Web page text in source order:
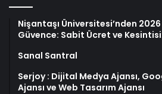
Nişantaşı Üniversitesi’nden
Güvence: Sabit Ücret ve
Sanal Santral
Serjoy : Dijital Medya Ajansı,
Ajansı ve Web Tasarım Ajansı